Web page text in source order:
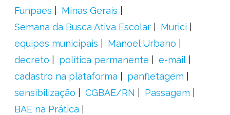
Funpaes
Minas Gerais
Semana da Busca Ativa Escolar
Murici
equipes municipais
Manoel Urbano
decreto
política permanente
e-mail
cadastro na plataforma
panfletagem
sensibilização
CGBAE/RN
Passagem
BAE na Prática